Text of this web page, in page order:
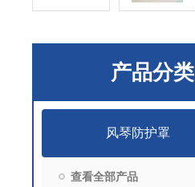
产品分类
风琴防护罩
查看全部产品